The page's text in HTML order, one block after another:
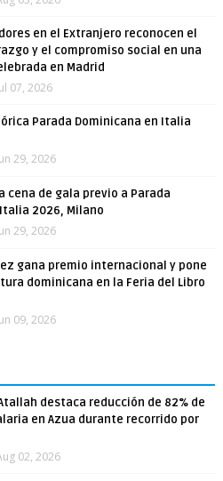
en el Extranjero reconocen el
y el compromiso social en una
en Madrid
07, 2026
Parada Dominicana en Italia
29, 2026
cena de gala previo a Parada
2026, Milano
29, 2026
gana premio internacional y pone
dominicana en la Feria del Libro
09, 2026
destaca reducción de 82% de
en Azua durante recorrido por
02, 2026